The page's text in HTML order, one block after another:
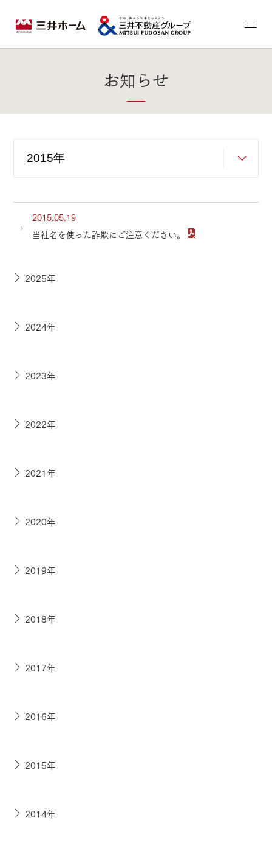
お知らせ
2015.05.19
当社名を使った詐欺にご注意ください。
2025年
2024年
2023年
2022年
2021年
2020年
2019年
2018年
2017年
2016年
2015年
2014年